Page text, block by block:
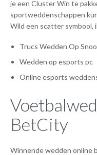
je een Cluster Win te
sportweddenschappen
Wild een scatter symbool,
Trucs Wedden Op
Wedden op esports pc
Online esports
BetCity
Winnende wedden online